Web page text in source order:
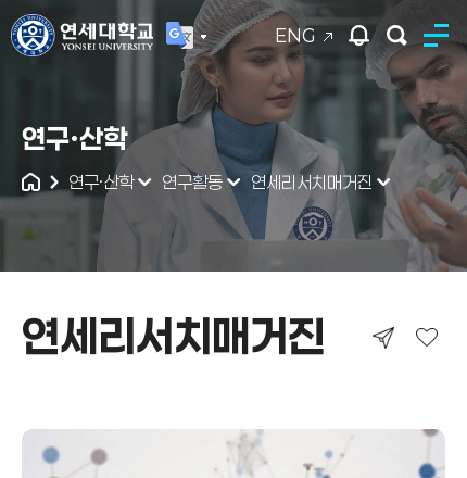
ENG
통합검색
연구·산학
연구·산학 연구활동 연세리서치매거진
연세리서치매거진
연세리서치매거진